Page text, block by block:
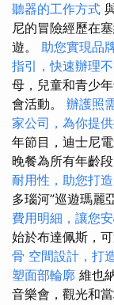
聽器的工作方式
尼的冒險經歷在
遊。 助您實現品
指引，快速辦理
母，兒童和青少
會活動。 辦護照
家公司，為你提
年節目，迪士尼
晚餐為所有年齡
耐用性，助您打
多瑙河”巡遊瑪麗
費用明細，讓您
始於布達佩斯，
骨 空間設計，打
塑面部輪廓 維也
音樂會，觀光和